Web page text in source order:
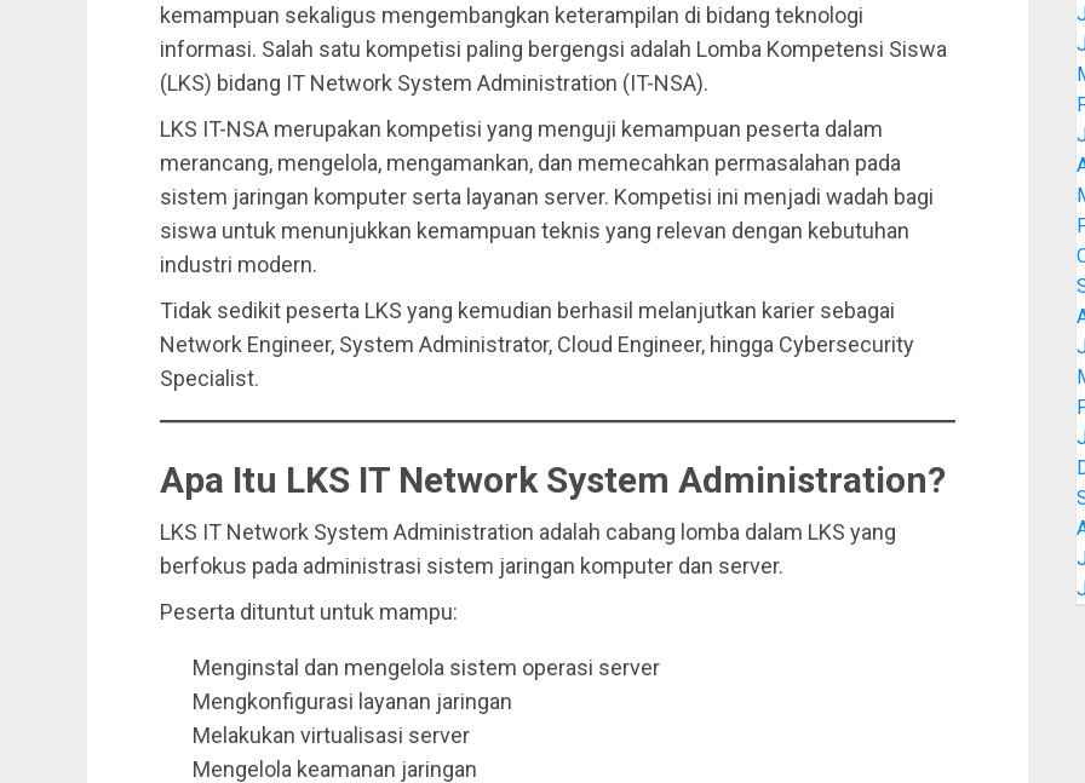
kemampuan sekaligus mengembangkan keterampilan di bidang teknologi
informasi. Salah satu kompetisi paling bergengsi adalah Lomba Kompetensi Siswa
(LKS) bidang IT Network System Administration (IT-NSA).
LKS IT-NSA merupakan kompetisi yang menguji kemampuan peserta dalam
merancang, mengelola, mengamankan, dan memecahkan permasalahan pada
sistem jaringan komputer serta layanan server. Kompetisi ini menjadi wadah bagi
siswa untuk menunjukkan kemampuan teknis yang relevan dengan kebutuhan
industri modern.
Tidak sedikit peserta LKS yang kemudian berhasil melanjutkan karier sebagai
Network Engineer, System Administrator, Cloud Engineer, hingga Cybersecurity
Specialist.
Apa Itu LKS IT Network System Administration?
LKS IT Network System Administration adalah cabang lomba dalam LKS yang
berfokus pada administrasi sistem jaringan komputer dan server.
Peserta dituntut untuk mampu:
Menginstal dan mengelola sistem operasi server
Mengkonfigurasi layanan jaringan
Melakukan virtualisasi server
Mengelola keamanan jaringan